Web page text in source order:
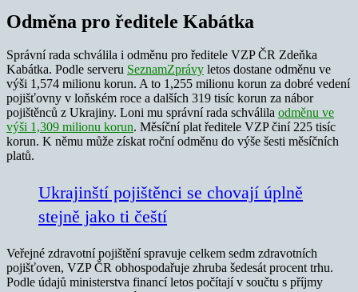
Odměna pro ředitele Kabátka
Správní rada schválila i odměnu pro ředitele VZP ČR Zdeňka
Kabátka. Podle serveru SeznamZprávy letos dostane odměnu ve
výši 1,574 milionu korun. A to 1,255 milionu korun za dobré vedení
pojišťovny v loňském roce a dalších 319 tisíc korun za nábor
pojištěnců z Ukrajiny. Loni mu správní rada schválila odměnu ve
výši 1,309 milionu korun. Měsíční plat ředitele VZP činí 225 tisíc
korun. K němu může získat roční odměnu do výše šesti měsíčních
platů.
Ukrajinští pojištěnci se chovají úplně
stejně jako ti čeští
Veřejné zdravotní pojištění spravuje celkem sedm zdravotních
pojišťoven, VZP ČR obhospodařuje zhruba šedesát procent trhu.
Podle údajů ministerstva financí letos počítají v součtu s příjmy